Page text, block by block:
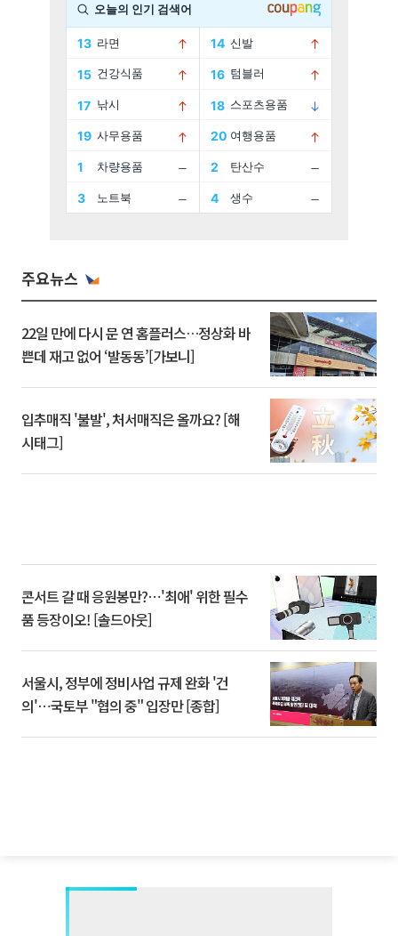
주요뉴스
22일 만에 다시 문 연 홈플러스…정상화 바
쁜데 재고 없어 ‘발동동’[가보니]
입추매직 '불발', 처서매직은 올까요? [해
시태그]
콘서트 갈 때 응원봉만?⋯'최애' 위한 필수
품 등장이오! [솔드아웃]
서울시, 정부에 정비사업 규제 완화 '건
의'⋯국토부 "협의 중" 입장만 [종합]